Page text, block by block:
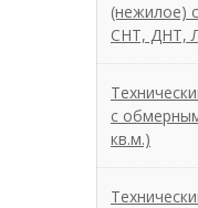
(нежилое)
СНТ, ДНТ,
с
кв.м.)